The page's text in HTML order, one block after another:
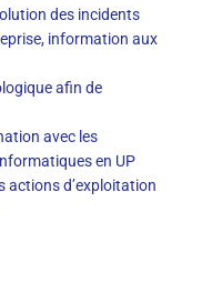
des incidents
information aux
afin de
avec les
en UP
actions d’exploitation